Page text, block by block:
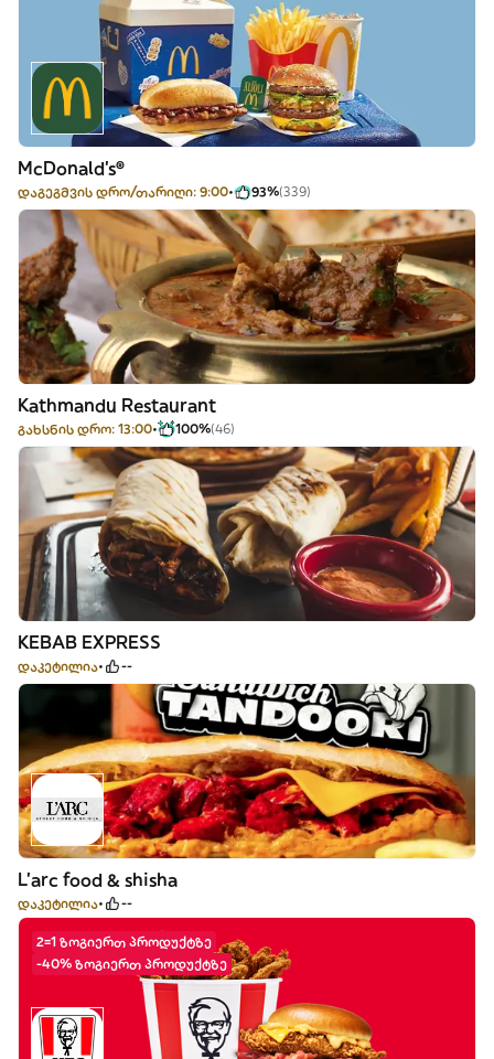
McDonald's®
დაგეგმვის დრო/თარიღი: 9:00 93%(339)
Kathmandu Restaurant
გახსნის დრო: 13:00 100%(46)
KEBAB EXPRESS
დაკეტილია --
L'arc food & shisha
დაკეტილია --
2=1 ზოგიერთ პროდუქტზე
-40% ზოგიერთ პროდუქტზე